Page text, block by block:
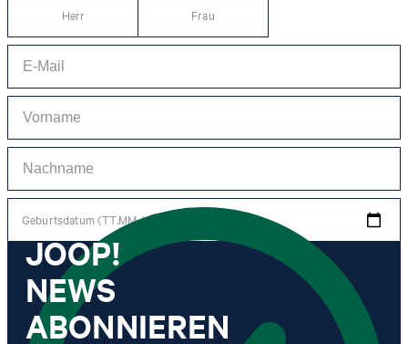
Herr Frau
Geburtsdatum (TT.MM.JJJJ)
*Ich stimme der Erhebung, Verarbeitung und Nutzung von Tracking-Daten des
Newsletters zu Zwecken der persönlichen Beratung, im Rahmen des
Kundenservice sowie der Personalisierung von Werbung zu. Erhoben werden
Informationen zum Newsletter (Name des Newsletters, Kategorie des
Newsletters, Zeitpunkt des Versands, Öffnungszeitpunkt) und wann ich auf
JOOP!
NEWS
ABONNIEREN